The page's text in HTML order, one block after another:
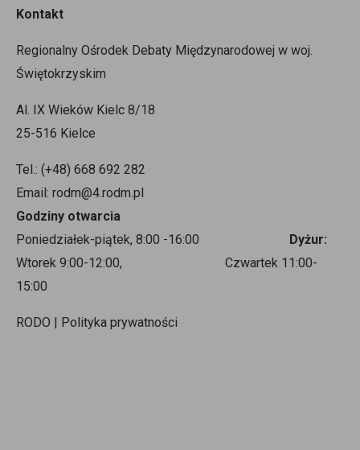
Kontakt
Regionalny Ośrodek Debaty Międzynarodowej w woj.
Świętokrzyskim
Al. IX Wieków Kielc 8/18
25-516 Kielce
Tel.: (+48) 668 692 282
Email: rodm@4.rodm.pl
Godziny otwarcia
Poniedziałek-piątek, 8:00 -16:00 Dyżur:
Wtorek 9:00-12:00, Czwartek 11:00-
15:00
RODO | Polityka prywatności